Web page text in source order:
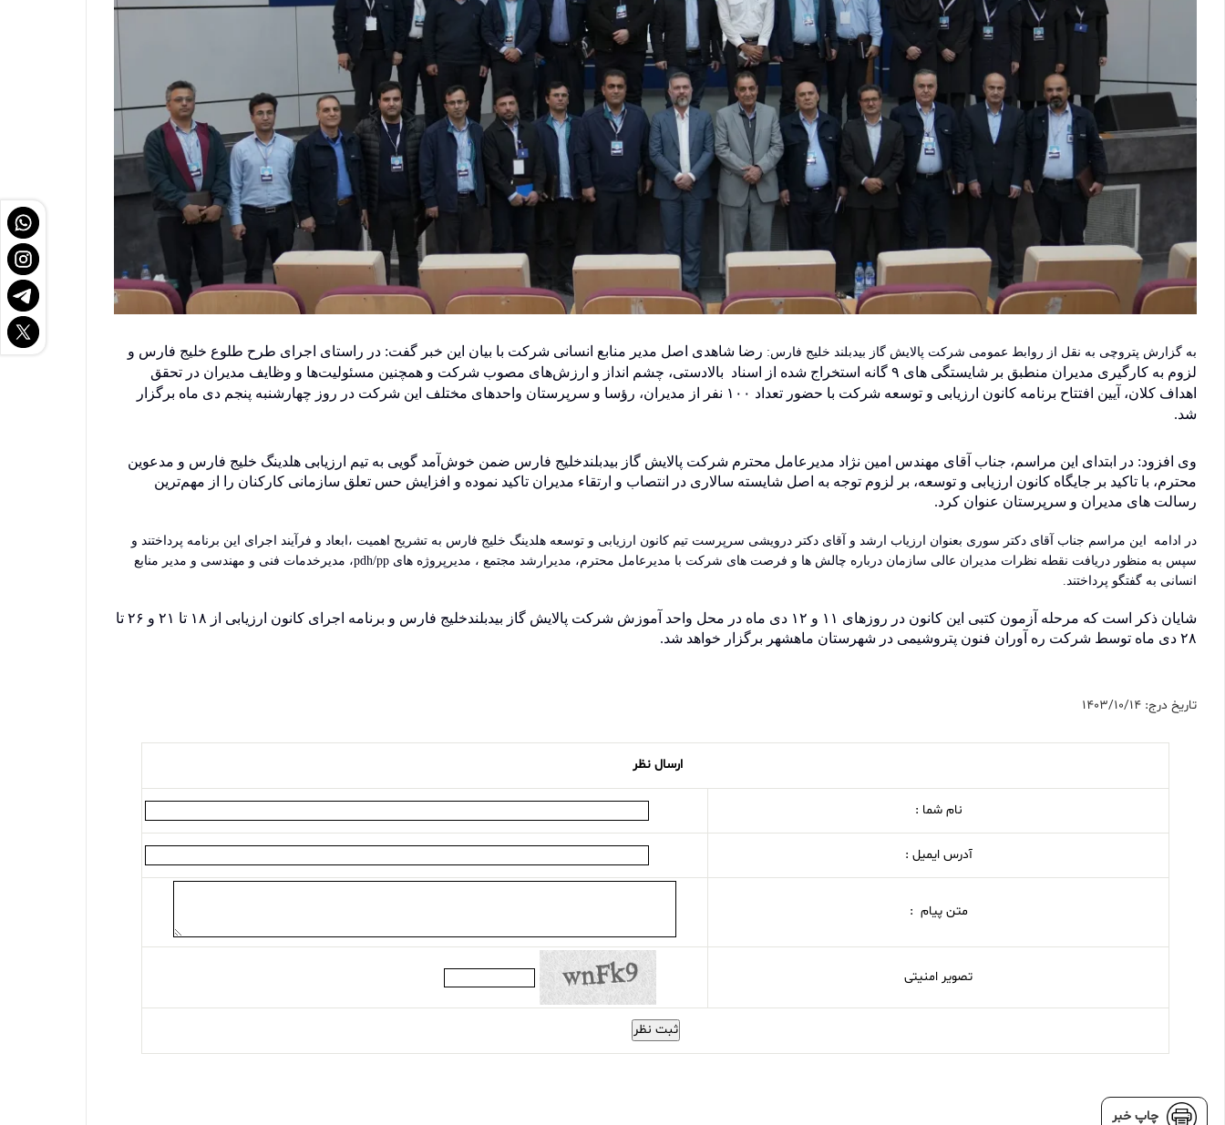
به گزارش پتروچی به نقل از روابط عمومی شرکت پالایش گاز بیدبلند خلیج فارس: رضا شاهدی اصل مدیر منابع انسانی شرکت با بیان این خبر گفت: در راستای اجرای طرح طلوع خلیج فارس و
لزوم به کارگیری مدیران منطبق بر شایستگی های ۹ گانه استخراج شده از اسناد بالادستی، چشم انداز و ارزش‌های مصوب شرکت و همچنین مسئولیت‌ها و وظایف مدیران در تحقق
اهداف کلان، آیین افتتاح برنامه کانون ارزیابی و توسعه شرکت با حضور تعداد ۱۰۰ نفر از مدیران، رؤسا و سرپرستان واحدهای مختلف این شرکت در روز چهارشنبه پنجم دی ماه برگزار
شد.
وی افزود: در ابتدای این مراسم، جناب آقای مهندس امین نژاد مدیرعامل محترم شرکت پالایش گاز بیدبلندخلیج فارس ضمن خوش‌آمد گویی به تیم ارزیابی هلدینگ خلیج فارس و مدعوین
محترم، با تاکید بر جایگاه کانون ارزیابی و توسعه، بر لزوم توجه به اصل شایسته سالاری در انتصاب و ارتقاء مدیران تاکید نموده و افزایش حس تعلق سازمانی کارکنان را از مهم‌ترین
رسالت های مدیران و سرپرستان عنوان کرد.
در ادامه این مراسم جناب آقای دکتر سوری بعنوان ارزیاب ارشد و آقای دکتر درویشی سرپرست تیم کانون ارزیابی و توسعه هلدینگ خلیج فارس به تشریح اهمیت ،ابعاد و فرآیند اجرای این برنامه پرداختند و
سپس به منظور دریافت نقطه نظرات مدیران عالی سازمان درباره چالش ها و فرصت های شرکت با مدیرعامل محترم، مدیرارشد مجتمع ، مدیرپروژه های pdh/pp، مدیرخدمات فنی و مهندسی و مدیر منابع
انسانی به گفتگو پرداختند.
شایان ذکر است که مرحله آزمون کتبی این کانون در روزهای ۱۱ و ۱۲ دی ماه در محل واحد آموزش شرکت پالایش گاز بیدبلندخلیج فارس و برنامه اجرای کانون ارزیابی از ۱۸ تا ٢١ و ۲۶ تا
٢٨ دی ماه توسط شرکت ره آوران فنون پتروشیمی در شهرستان ماهشهر برگزار خواهد شد
.
تاریخ درج: 1403/10/14
ارسال نظر
نام شما :
آدرس ایمیل :
متن پیام :
تصویر امنیتی
ثبت نظر
چاپ خبر